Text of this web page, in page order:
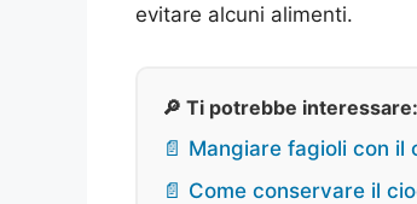
evitare alcuni alimenti.
🔎 Ti potrebbe interessare:
📄 Mangiare fagioli con
📄 Come conservare il